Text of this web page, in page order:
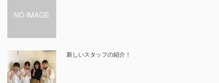
新しいスタッフの紹介！